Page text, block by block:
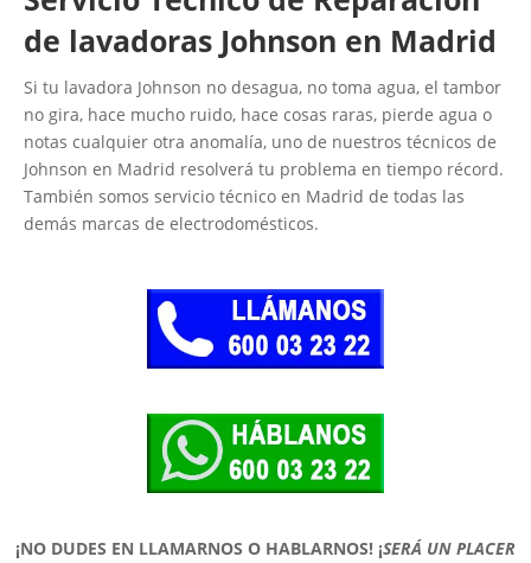
de lavadoras Johnson en Madrid
Si tu lavadora Johnson no desagua, no toma agua, el tambor
no gira, hace mucho ruido, hace cosas raras, pierde agua o
notas cualquier otra anomalía, uno de nuestros técnicos de
Johnson en Madrid resolverá tu problema en tiempo récord.
También somos servicio técnico en Madrid de todas las
demás marcas de electrodomésticos.
¡NO DUDES EN LLAMARNOS O HABLARNOS! ¡SERÁ UN PLACER